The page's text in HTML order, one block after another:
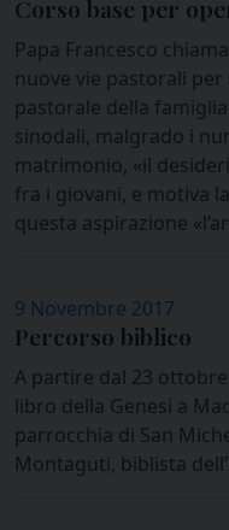
Corso base per
Papa Francesco
nuove vie pastorali
pastorale della
sinodali, malgrado i
matrimonio, «il
fra i giovani, e motiva
questa aspirazione
9 Novembre 2017
Percorso biblico
A partire dal 23
libro della Genesi a
parrocchia di San
Montaguti, biblista